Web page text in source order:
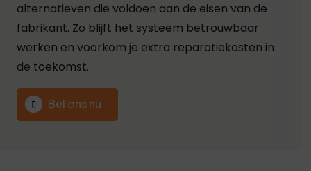
alternatieven die voldoen aan de eisen van de
fabrikant. Zo blijft het systeem betrouwbaar
werken en voorkom je extra reparatiekosten in
de toekomst.
Bel ons nu